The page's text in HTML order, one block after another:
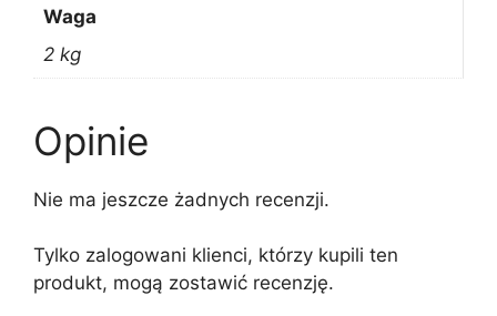
Waga
2 kg
Opinie
Nie ma jeszcze żadnych recenzji.
Tylko zalogowani klienci, którzy kupili ten
produkt, mogą zostawić recenzję.